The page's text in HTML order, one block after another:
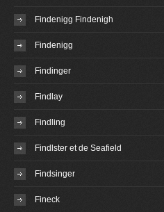
Findenigg Findenigh
Findenigg
Findinger
Findlay
Findling
Findlster et de Seafield
Findsinger
Fineck